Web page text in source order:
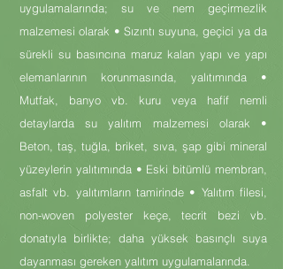
uygulamalarında; su ve nem geçirmezlik
malzemesi olarak • Sızıntı suyuna, geçici ya da
sürekli su basıncına maruz kalan yapı ve yapı
elemanlarının korunmasında, yalıtımında •
Mutfak, banyo vb. kuru veya hafif nemli
detaylarda su yalıtım malzemesi olarak •
Beton, taş, tuğla, briket, sıva, şap gibi mineral
yüzeylerin yalıtımında • Eski bitümlü membran,
asfalt vb. yalıtımların tamirinde • Yalıtım filesi,
non-woven polyester keçe, tecrit bezi vb.
donatıyla birlikte; daha yüksek basınçlı suya
dayanması gereken yalıtım uygulamalarında.